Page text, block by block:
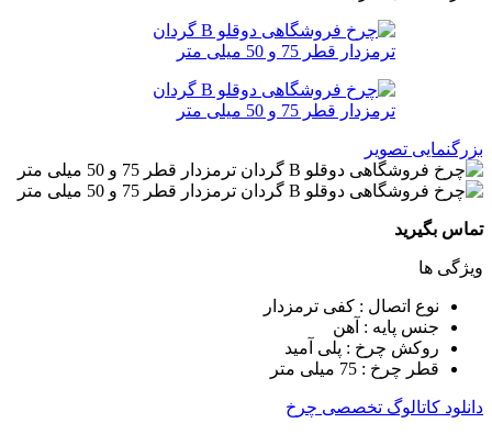
بزرگنمایی تصویر
تماس بگیرید
ویژگی ها
نوع اتصال : کفی ترمزدار
جنس پایه : آهن
روکش چرخ : پلی آمید
قطر چرخ : 75 میلی متر
دانلود کاتالوگ تخصصی چرخ